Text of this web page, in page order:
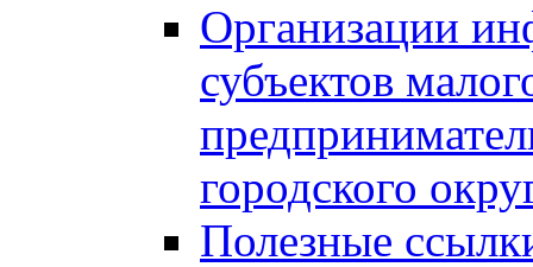
Организации
субъектов
городского
Полезные